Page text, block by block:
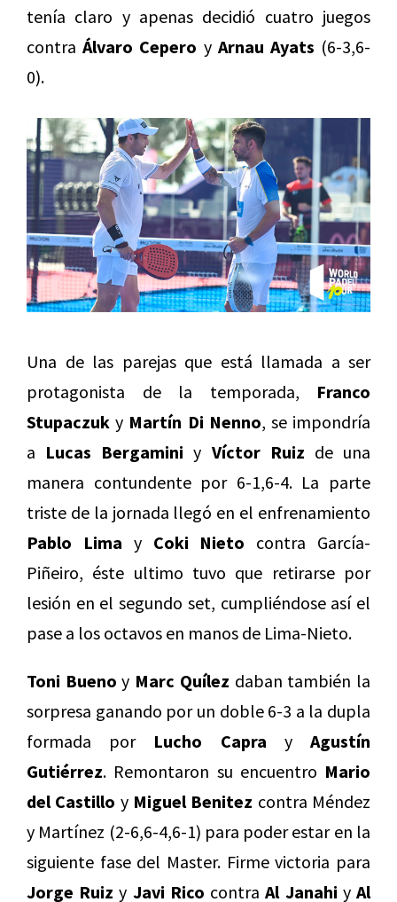
tenía claro y apenas decidió cuatro juegos
contraÁlvaro Cepero y Arnau Ayats (6-3,6-
0).
Una de las parejas que está llamada a ser
protagonista de la temporada, Franco
Stupaczuky Martín Di Nenno, se impondría
a Lucas Bergaminiy Víctor Ruiz de una
manera contundente por 6-1,6-4. La parte
triste de la jornada llegó en el enfrenamiento
Pablo Lima y Coki Nieto contra García-
Piñeiro, éste ultimo tuvo que retirarse por
lesión en el segundo set, cumpliéndose así el
pase a los octavos en manos de Lima-Nieto.
Toni Bueno y Marc Quílez daban también la
sorpresa ganando por un doble 6-3 a la dupla
formada por Lucho Capra yAgustín
Gutiérrez. Remontaron su encuentro Mario
del Castillo y Miguel Benitez contra Méndez
y Martínez (2-6,6-4,6-1) para poder estar en la
siguiente fase del Master. Firme victoria para
Jorge Ruiz y Javi Rico contraAl Janahi yAl